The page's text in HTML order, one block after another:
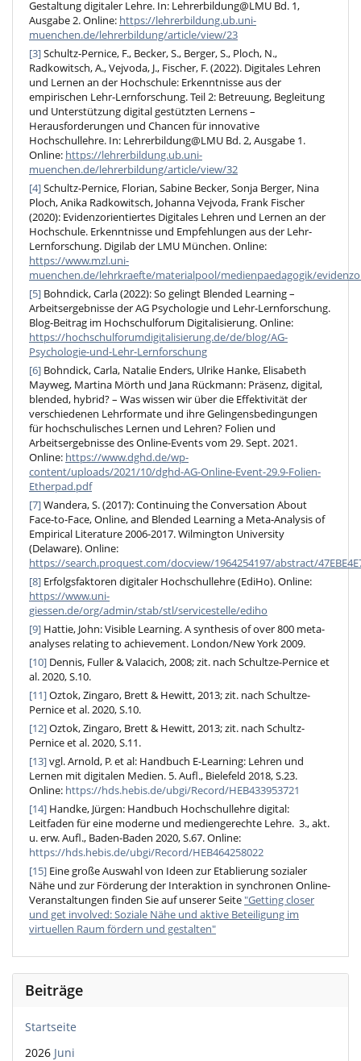
Gestaltung digitaler Lehre. In: Lehrerbildung@LMU Bd. 1,
Ausgabe 2. Online: https://lehrerbildung.ub.uni-
muenchen.de/lehrerbildung/article/view/23
[3]Schultz-Pernice, F., Becker, S., Berger, S., Ploch, N.,
Radkowitsch, A., Vejvoda, J., Fischer, F. (2022). Digitales Lehren
und Lernen an der Hochschule: Erkenntnisse aus der
empirischen Lehr-Lernforschung. Teil 2: Betreuung, Begleitung
und Unterstützung digital gestützten Lernens –
Herausforderungen und Chancen für innovative
Hochschullehre. In: Lehrerbildung@LMU Bd. 2, Ausgabe 1.
Online: https://lehrerbildung.ub.uni-
muenchen.de/lehrerbildung/article/view/32
[4]Schultz-Pernice, Florian, Sabine Becker, Sonja Berger, Nina
Ploch, Anika Radkowitsch, Johanna Vejvoda, Frank Fischer
(2020): Evidenzorientiertes Digitales Lehren und Lernen an der
Hochschule. Erkenntnisse und Empfehlungen aus der Lehr-
Lernforschung. Digilab der LMU München. Online:
https://www.mzl.uni-
muenchen.de/lehrkraefte/materialpool/medienpaedagogik/
[5] Bohndick, Carla (2022): So gelingt Blended Learning –
Arbeitsergebnisse der AG Psychologie und Lehr-Lernforschung.
Blog-Beitrag im Hochschulforum Digitalisierung. Online:
https://hochschulforumdigitalisierung.de/de/blog/AG-
Psychologie-und-Lehr-Lernforschung
[6] Bohndick, Carla, Natalie Enders, Ulrike Hanke, Elisabeth
Mayweg, Martina Mörth und Jana Rückmann: Präsenz, digital,
blended, hybrid? – Was wissen wir über die Effektivität der
verschiedenen Lehrformate und ihre Gelingensbedingungen
für hochschulisches Lernen und Lehren? Folien und
Arbeitsergebnisse des Online-Events vom 29. Sept. 2021.
Online: https://www.dghd.de/wp-
content/uploads/2021/10/dghd-AG-Online-Event-29.9-Folien-
Etherpad.pdf
[7]Wandera, S. (2017): Continuing the Conversation About
Face-to-Face, Online, and Blended Learning a Meta-Analysis of
Empirical Literature 2006-2017. Wilmington University
(Delaware). Online:
https://search.proquest.com/docview/1964254197/abstract/
[8] Erfolgsfaktoren digitaler Hochschullehre (EdiHo). Online:
https://www.uni-
giessen.de/org/admin/stab/stl/servicestelle/ediho
[9] Hattie, John: Visible Learning. A synthesis of over 800 meta-
analyses relating to achievement. London/New York 2009.
[10] Dennis, Fuller & Valacich, 2008; zit. nach Schultze-Pernice et
al. 2020, S.10.
[11]Oztok, Zingaro, Brett & Hewitt, 2013; zit. nach Schultze-
Pernice et al. 2020, S.10.
[12]Oztok, Zingaro, Brett & Hewitt, 2013; zit. nach Schultz-
Pernice et al. 2020, S.11.
[13]vgl. Arnold, P. et al: Handbuch E-Learning: Lehren und
Lernen mit digitalen Medien. 5. Aufl., Bielefeld 2018, S.23.
Online: https://hds.hebis.de/ubgi/Record/HEB433953721
[14] Handke, Jürgen: Handbuch Hochschullehre digital:
Leitfaden für eine moderne und mediengerechte Lehre. 3., akt.
u. erw. Aufl., Baden-Baden 2020, S.67. Online:
https://hds.hebis.de/ubgi/Record/HEB464258022
[15] Eine große Auswahl von Ideen zur Etablierung sozialer
Nähe und zur Förderung der Interaktion in synchronen Online-
Veranstaltungen finden Sie auf unserer Seite "Getting closer
und get involved: Soziale Nähe und aktive Beteiligung im
virtuellen Raum fördern und gestalten"
Beiträge
Startseite
2026 Juni